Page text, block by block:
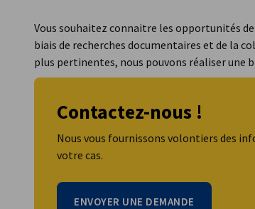
Vous souhaitez connaitre les opportunités
biais de recherches documentaires et de la
plus pertinentes, nous pouvons réaliser une
Contactez-nous !
Nous vous fournissons volontiers des
votre cas.
ENVOYER UNE DEMANDE